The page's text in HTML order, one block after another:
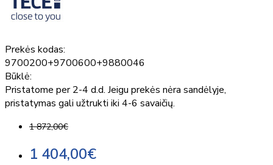
Prekės kodas:
9700200+9700600+9880046
Būklė:
Pristatome per 2-4 d.d. Jeigu prekės nėra sandėlyje,
pristatymas gali užtrukti iki 4-6 savaičių.
1 872,00€
1 404,00€